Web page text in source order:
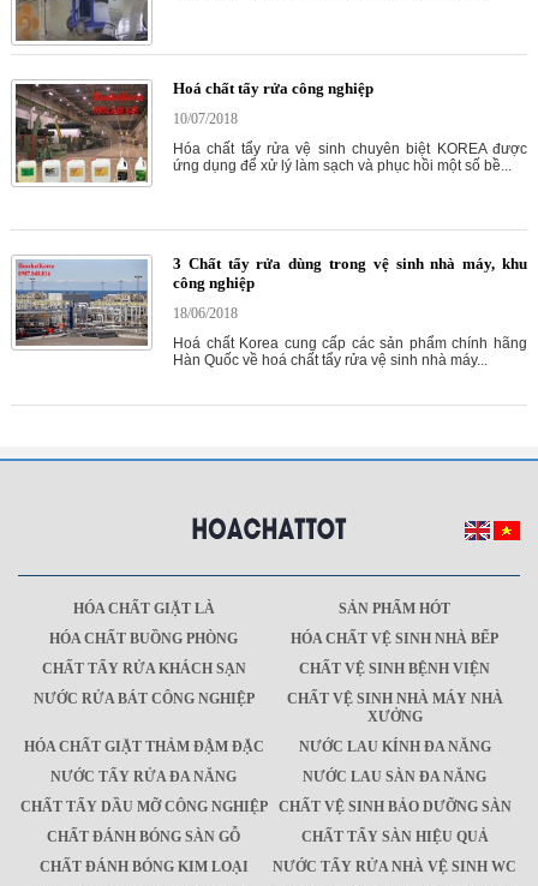
Hoá chất tẩy rửa công nghiệp
10/07/2018
Hóa chất tẩy rửa vệ sinh chuyên biệt KOREA được
ứng dụng để xử lý làm sạch và phục hồi một số bề...
3 Chất tẩy rửa dùng trong vệ sinh nhà máy, khu
công nghiệp
18/06/2018
Hoá chất Korea cung cấp các sản phẩm chính hãng
Hàn Quốc về hoá chất tẩy rửa vệ sinh nhà máy...
HÓA CHẤT GIẶT LÀ
SẢN PHẨM HÓT
HÓA CHẤT BUỒNG PHÒNG
HÓA CHẤT VỆ SINH NHÀ BẾP
CHẤT TẨY RỬA KHÁCH SẠN
CHẤT VỆ SINH BỆNH VIỆN
NƯỚC RỬA BÁT CÔNG NGHIỆP
CHẤT VỆ SINH NHÀ MÁY NHÀ
XƯỞNG
HÓA CHẤT GIẶT THẢM ĐẬM ĐẶC
NƯỚC LAU KÍNH ĐA NĂNG
NƯỚC TẨY RỬA ĐA NĂNG
NƯỚC LAU SÀN ĐA NĂNG
CHẤT TẨY DẦU MỠ CÔNG NGHIỆP
CHẤT VỆ SINH BẢO DƯỠNG SÀN
CHẤT ĐÁNH BÓNG SÀN GỖ
CHẤT TẨY SÀN HIỆU QUẢ
CHẤT ĐÁNH BÓNG KIM LOẠI
NƯỚC TẨY RỬA NHÀ VỆ SINH WC